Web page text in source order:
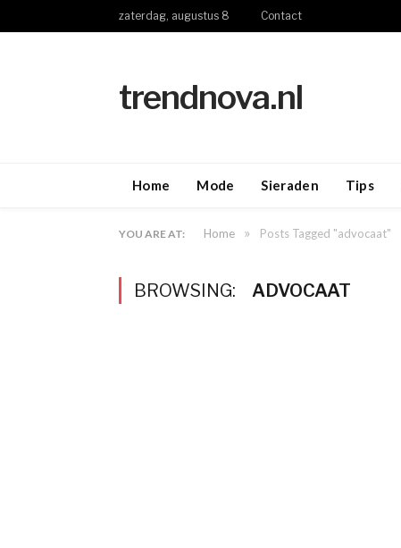
zaterdag, augustus 8 Contact
trendnova.nl
Home Mode Sieraden Tips
YOU ARE AT: Home » Posts Tagged "advocaat"
BROWSING: ADVOCAAT